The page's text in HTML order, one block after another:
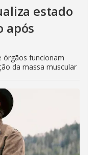
estado
após
órgãos funcionam
da massa muscular